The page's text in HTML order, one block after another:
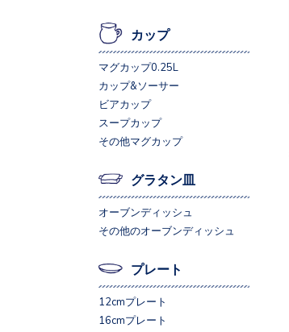
カップ
マグカップ0.25L
カップ&ソーサー
ビアカップ
スープカップ
その他マグカップ
グラタン皿
オーブンディッシュ
その他のオーブンディッシュ
プレート
12cmプレート
16cmプレート